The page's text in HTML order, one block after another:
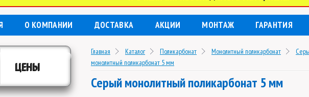
О КОМПАНИИ ДОСТАВКА АКЦИИ МОНТАЖ ГАРАНТИЯ
ЦЕНЫ
Главная Каталог Поликарбонат Монолитный поликарбонат
монолитный поликарбонат 5 мм
Серый монолитный поликарбонат 5 мм